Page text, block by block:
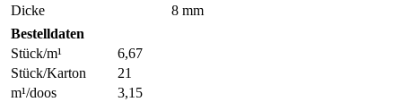
Dicke
8 mm
Bestelldaten
Stück/m¹
6,67
Stück/Karton
21
m¹/doos
3,15